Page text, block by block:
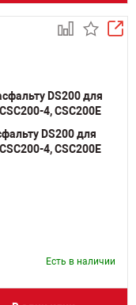
DS200 для
4, CSC200E
Есть в наличии